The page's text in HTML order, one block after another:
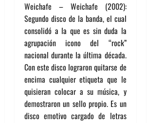
Weichafe – Weichafe (2002):
Segundo disco de la banda, el cual
consolidó a la que es sin duda la
agrupación icono del “rock”
nacional durante la última década.
Con este disco lograron quitarse de
encima cualquier etiqueta que le
quisieran colocar a su música, y
demostraron un sello propio. Es un
disco emotivo cargado de letras